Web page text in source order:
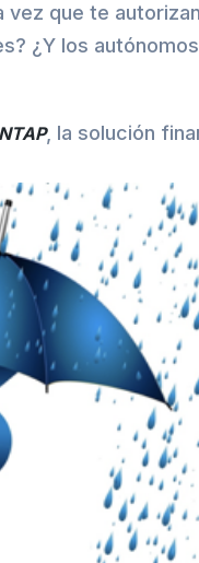
que te
¿Y los
, la solución